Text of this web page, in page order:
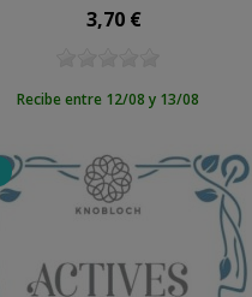
Precio
3,70 €
Recibe entre 12/08 y 13/08